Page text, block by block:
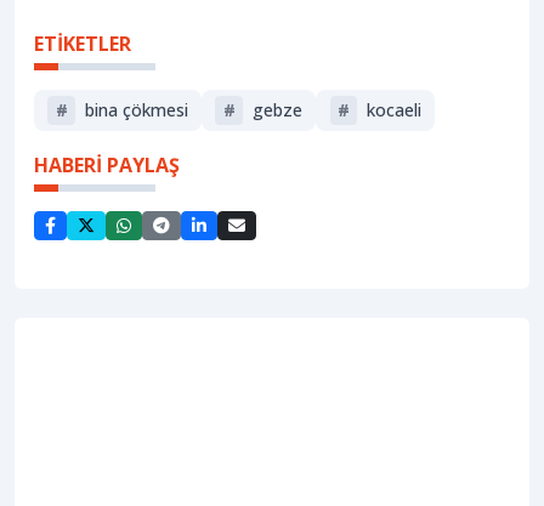
ETİKETLER
# bina çökmesi # gebze # kocaeli
HABERİ PAYLAŞ